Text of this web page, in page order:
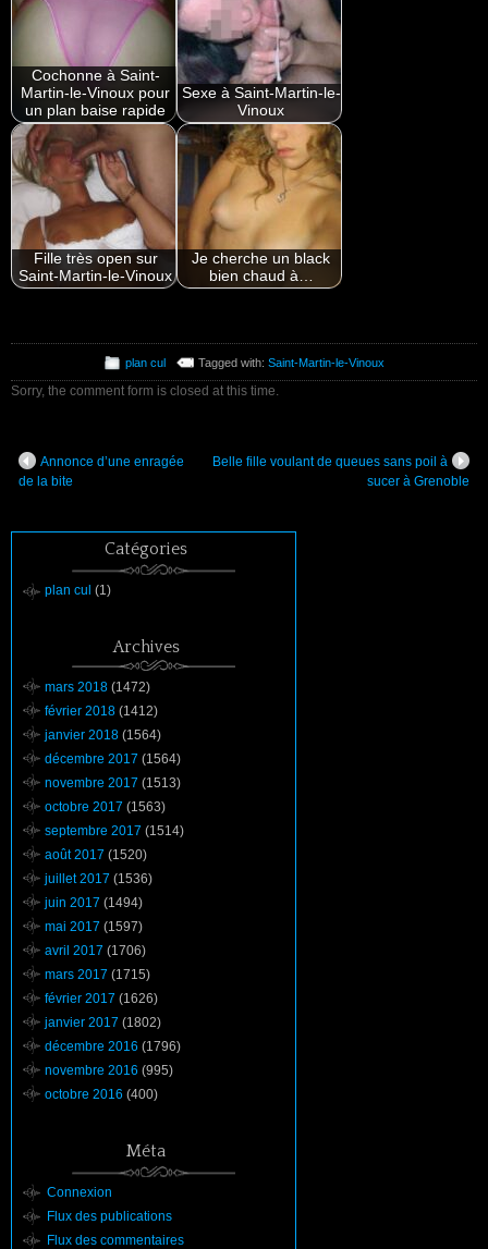
Cochonne à Saint-
Martin-le-Vinoux pour
un plan baise rapide
Sexe à Saint-Martin-le-
Vinoux
Fille très open sur
Saint-Martin-le-Vinoux
Je cherche un black
bien chaud à…
plan cul Tagged with:Saint-Martin-le-Vinoux
Sorry, the comment form is closed at this time.
Annonce d’une enragée
de la bite
Belle fille voulant de queues sans poil à
sucer à Grenoble
Catégories
plan cul (1)
Archives
mars 2018 (1472)
février 2018 (1412)
janvier 2018 (1564)
décembre 2017 (1564)
novembre 2017 (1513)
octobre 2017 (1563)
septembre 2017 (1514)
août 2017 (1520)
juillet 2017 (1536)
juin 2017 (1494)
mai 2017 (1597)
avril 2017 (1706)
mars 2017 (1715)
février 2017 (1626)
janvier 2017 (1802)
décembre 2016 (1796)
novembre 2016 (995)
octobre 2016 (400)
Méta
Connexion
Flux des publications
Flux des commentaires